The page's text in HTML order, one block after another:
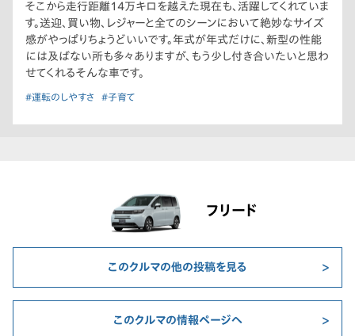
そこから走行距離14万キロを越えた現在も、活躍してくれていま
す。送迎、買い物、レジャーと全てのシーンにおいて絶妙なサイズ
感がやっぱりちょうどいいです。年式が年式だけに、新型の性能
には及ばない所も多々ありますが、もう少し付き合いたいと思わ
せてくれるそんな車です。
#運転のしやすさ #子育て
フリード
このクルマの他の投稿を見る
このクルマの情報ページへ